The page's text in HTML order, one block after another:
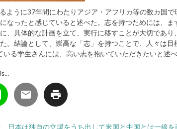
うに37年間にわたりアジア・アフリカ等の数カ国で
なったと感じていると述べた。志を持つためには、ま
、具体的な計画を立て、実行に移すことが大切であり
。結論として、崇高な「志」を持つことで、人々は目
る学生さんには、高い志を抱いていただきたいと述べ
日本は独自の立場をうち出して米国と中国とは一線を